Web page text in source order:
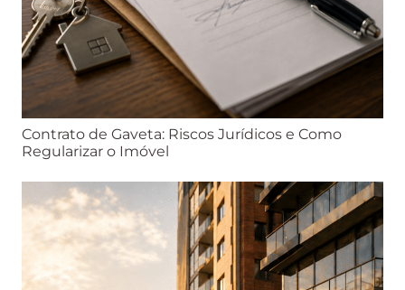
Contrato de Gaveta: Riscos Jurídicos e Como
Regularizar o Imóvel